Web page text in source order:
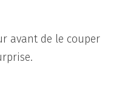
avant de le couper